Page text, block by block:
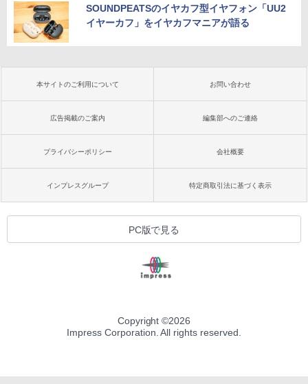
SOUNDPEATSのイヤカフ型イヤフォン「UU2
イヤーカフ」をイヤカフマニアが語る
本サイトのご利用について お問い合わせ
広告掲載のご案内 編集部へのご連絡
プライバシーポリシー 会社概要
インプレスグループ 特定商取引法に基づく表示
PC版で見る
Copyright ©2026
Impress Corporation. All rights reserved.